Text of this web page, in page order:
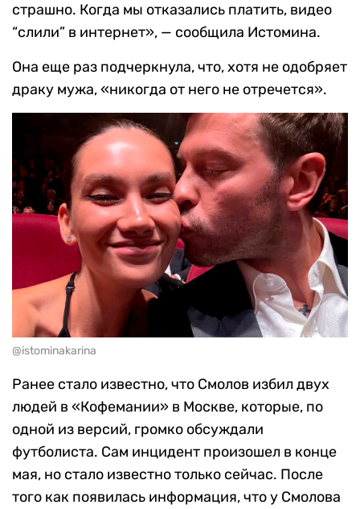
страшно. Когда мы отказались платить, видео
“слили” в интернет», — сообщила Истомина.
Она еще раз подчеркнула, что, хотя не одобряет
драку мужа, «никогда от него не отречется».
@istominakarina
Ранее стало известно, что Смолов избил двух
людей в «Кофемании» в Москве, которые, по
одной из версий, громко обсуждали
футболиста. Сам инцидент произошел в конце
мая, но стало известно только сейчас. После
того как появилась информация, что у Смолова